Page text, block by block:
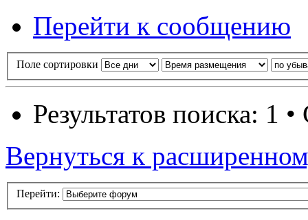
Перейти к сообщению
Поле сортировки
Результатов поиска: 1
Вернуться к
Перейти: